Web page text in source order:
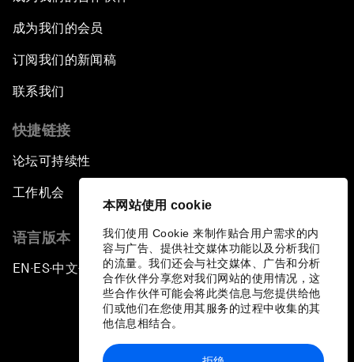
本网站使用 cookie
我们使用 Cookie 来制作贴合用户需求的内
容与广告、提供社交媒体功能以及分析我们
的流量。我们还会与社交媒体、广告和分析
合作伙伴分享您对我们网站的使用情况，这
些合作伙伴可能会将此类信息与您提供给他
们或他们在您使用其服务的过程中收集的其
他信息相结合。
成为我们的会员
订阅我们的新闻稿
联系我们
快捷链接
论坛可持续性
工作机会
语言版本
EN ▪ ES▪中文▪ 日本語